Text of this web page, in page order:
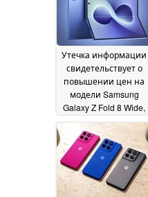
Утечка информации
свидетельствует о
повышении цен на
модели Samsung
Galaxy Z Fold 8 Wide,
Fold 8 Ultra и Galaxy Z
Flip 803 July 2026